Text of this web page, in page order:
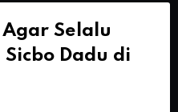
Selalu
Dadu di